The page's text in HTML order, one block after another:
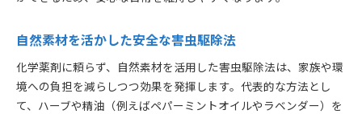
自然素材を活かした安全な害虫駆除法
化学薬剤に頼らず、自然素材を活用した害虫駆除法は、家族や環
境への負担を減らしつつ効果を発揮します。代表的な方法とし
て、ハーブや精油（例えばペパーミントオイルやラベンダー）を